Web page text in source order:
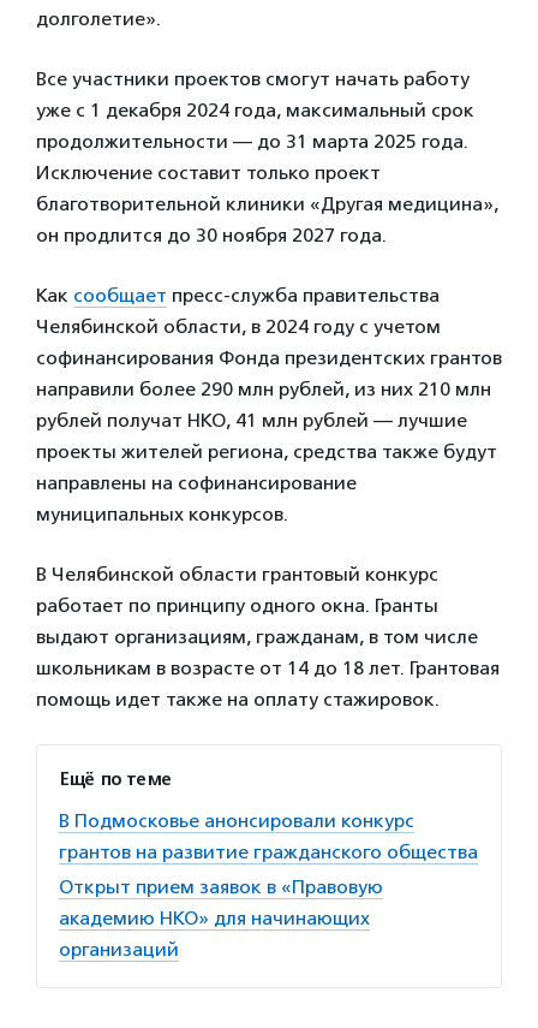
долголетие».
Все участники проектов смогут начать работу
уже с 1 декабря 2024 года, максимальный срок
продолжительности — до 31 марта 2025 года.
Исключение составит только проект
благотворительной клиники «Другая медицина»,
он продлится до 30 ноября 2027 года.
Как сообщает пресс-служба правительства
Челябинской области, в 2024 году с учетом
софинансирования Фонда президентских грантов
направили более 290 млн рублей, из них 210 млн
рублей получат НКО, 41 млн рублей — лучшие
проекты жителей региона, средства также будут
направлены на софинансирование
муниципальных конкурсов.
В Челябинской области грантовый конкурс
работает по принципу одного окна. Гранты
выдают организациям, гражданам, в том числе
школьникам в возрасте от 14 до 18 лет. Грантовая
помощь идет также на оплату стажировок.
Ещё по теме
В Подмосковье анонсировали конкурс
грантов на развитие гражданского общества
Открыт прием заявок в «Правовую
академию НКО» для начинающих
организаций